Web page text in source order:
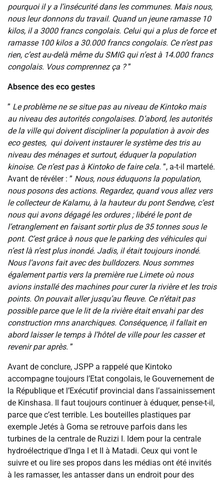
pourquoi il y a l’insécurité dans les communes. Mais nous,
nous leur donnons du travail. Quand un jeune ramasse 10
kilos, il a 3000 francs congolais. Celui qui a plus de force et
ramasse 100 kilos a 30.000 francs congolais. Ce n’est pas
rien, c’est au-delà même du SMIG qui n’est à 14.000 francs
congolais. Vous comprennez ça ?”
‎Absence des eco gestes
‎‎” Le problème ne se situe pas au niveau de Kintoko mais
au niveau des autorités congolaises. D’abord, les autorités
de la ville qui doivent discipliner la population à avoir des
eco gestes, qui doivent instaurer le système des tris au
niveau des ménages et surtout, éduquer la population
kinoise. Ce n’est pas à Kintoko de faire cela. ”, a-t-il martelé.
Avant de révéler : ” Nous, nous éduquons la population,
nous posons des actions. Regardez, quand vous allez vers
le collecteur de Kalamu, à la hauteur du pont Sendwe, c’est
nous qui avons dégagé les ordures ; libéré le pont de
l’etranglement en faisant sortir plus de 35 tonnes sous le
pont. C’est grâce à nous que le parking des véhicules qui
n’est là n’est plus inondé. Jadis, il était toujours inondé.
Nous l’avons fait avec des bulldozers. Nous sommes
également partis vers la première rue Limete où nous
avions installé des machines pour curer la rivière et les trois
points. On pouvait aller jusqu’au fleuve. Ce n’était pas
possible parce que le lit de la rivière était envahi par des
construction mns anarchiques. Conséquence, il fallait en
abord laisser le temps à l’hôtel de ville pour les casser et
revenir par après. ”
‎‎Avant de conclure, JSPP a rappelé que Kintoko
accompagne toujours l’Etat congolais, le Gouvernement de
la République et l’Exécutif provincial dans l’assainissement
de Kinshasa. Il faut toujours continuer à éduquer, pense-t-il,
parce que c’est terrible. Les bouteilles plastiques par
exemple Jetés à Goma se retrouve parfois dans les
turbines de la centrale de Ruzizi I. Idem pour la centrale
hydroélectrique d’Inga I et II à Matadi. Ceux qui vont le
suivre et ou lire ses propos dans les médias ont été invités
à les ramasser, les antasser dans un endroit pour des